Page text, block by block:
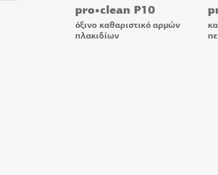
pro•clean P10
όξινο καθαριστικό αρμών
πλακιδίων